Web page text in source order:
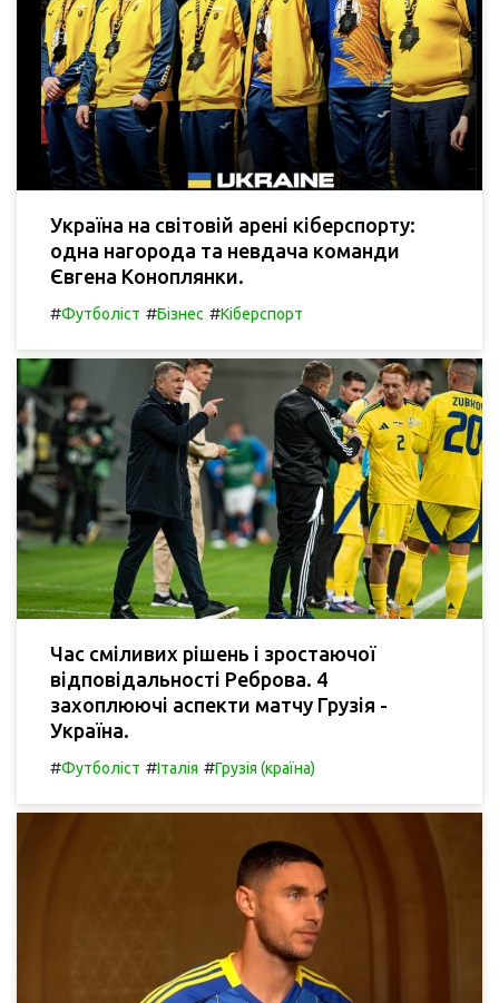
Україна на світовій арені кіберспорту:
одна нагорода та невдача команди
Євгена Коноплянки.
#Футболіст #Бізнес #Кіберспорт
Час сміливих рішень і зростаючої
відповідальності Реброва. 4
захоплюючі аспекти матчу Грузія -
Україна.
#Футболіст #Італія #Грузія (країна)